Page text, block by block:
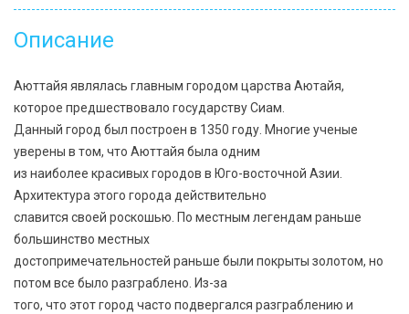
Описание
Аюттайя являлась главным городом царства Аютайя,
которое предшествовало государству Сиам.
Данный город был построен в 1350 году. Многие ученые
уверены в том, что Аюттайя была одним
из наиболее красивых городов в Юго-восточной Азии.
Архитектура этого города действительно
славится своей роскошью. По местным легендам раньше
большинство местных
достопримечательностей раньше были покрыты золотом, но
потом все было разграблено. Из-за
того, что этот город часто подвергался разграблению и